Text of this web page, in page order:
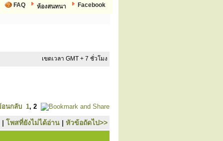
Facebook
ห้องสนทนา
FAQ
เขตเวลา GMT + 7 ชั่วโมง
อนกลับ 1, 2
| โพสที่ยังไม่ได้อ่าน | หัวข้อถัดไป>>